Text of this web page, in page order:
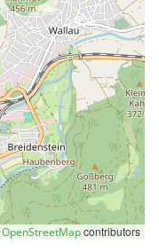
OpenStreetMapcontributors